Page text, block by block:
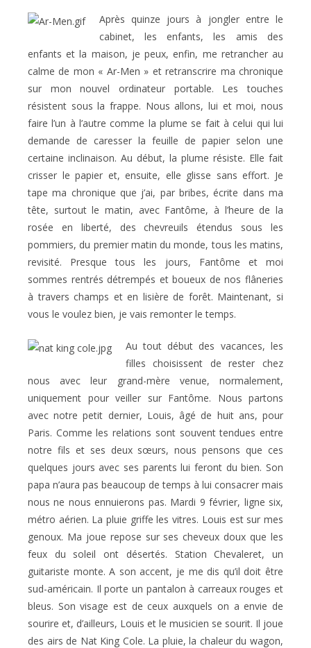
Après quinze jours à jongler entre le
cabinet, les enfants, les amis des
enfants et la maison, je peux, enfin, me retrancher au
calme de mon « Ar-Men » et retranscrire ma chronique
sur mon nouvel ordinateur portable. Les touches
résistent sous la frappe. Nous allons, lui et moi, nous
faire l’un à l’autre comme la plume se fait à celui qui lui
demande de caresser la feuille de papier selon une
certaine inclinaison. Au début, la plume résiste. Elle fait
crisser le papier et, ensuite, elle glisse sans effort. Je
tape ma chronique que j’ai, par bribes, écrite dans ma
tête, surtout le matin, avec Fantôme, à l’heure de la
rosée en liberté, des chevreuils étendus sous les
pommiers, du premier matin du monde, tous les matins,
revisité. Presque tous les jours, Fantôme et moi
sommes rentrés détrempés et boueux de nos flâneries
à travers champs et en lisière de forêt. Maintenant, si
vous le voulez bien, je vais remonter le temps.
Au tout début des vacances, les
filles choisissent de rester chez
nous avec leur grand-mère venue, normalement,
uniquement pour veiller sur Fantôme. Nous partons
avec notre petit dernier, Louis, âgé de huit ans, pour
Paris. Comme les relations sont souvent tendues entre
notre fils et ses deux sœurs, nous pensons que ces
quelques jours avec ses parents lui feront du bien. Son
papa n’aura pas beaucoup de temps à lui consacrer mais
nous ne nous ennuierons pas. Mardi 9 février, ligne six,
métro aérien. La pluie griffe les vitres. Louis est sur mes
genoux. Ma joue repose sur ses cheveux doux que les
feux du soleil ont désertés. Station Chevaleret, un
guitariste monte. A son accent, je me dis qu’il doit être
sud-américain. Il porte un pantalon à carreaux rouges et
bleus. Son visage est de ceux auxquels on a envie de
sourire et, d’ailleurs, Louis et le musicien se sourit. Il joue
des airs de Nat King Cole. La pluie, la chaleur du wagon,